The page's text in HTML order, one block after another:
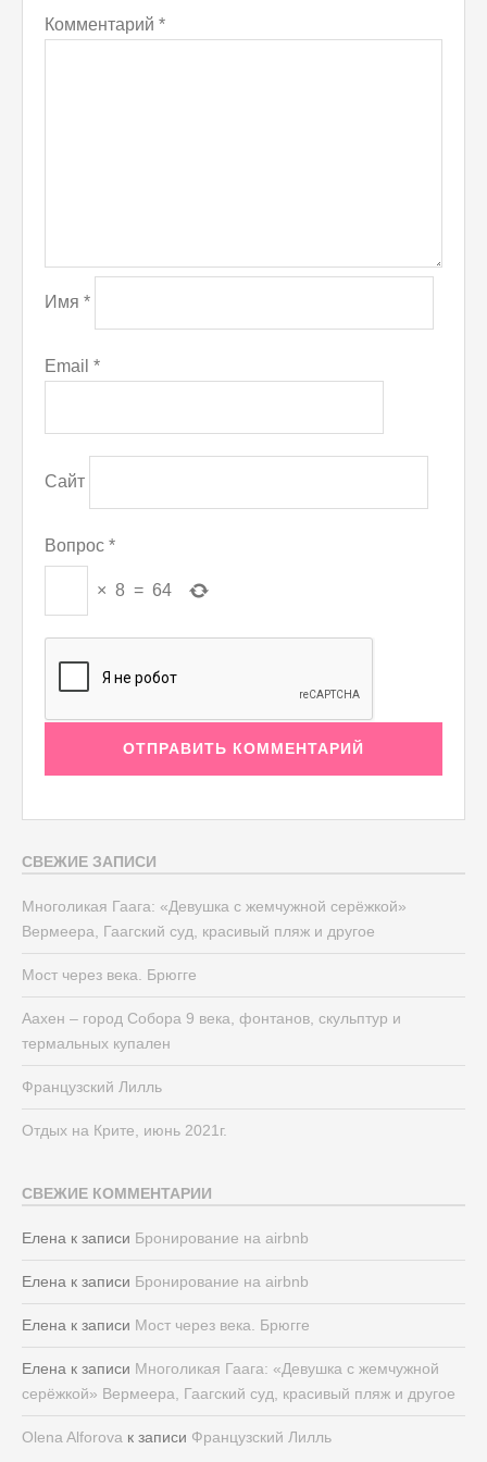
Комментарий *
Имя *
Email *
Сайт
Вопрос *
× 8 = 64
СВЕЖИЕ ЗАПИСИ
Многоликая Гаага: «Девушка с жемчужной серёжкой»
Вермеера, Гаагский суд, красивый пляж и другое
Мост через века. Брюгге
Аахен – город Собора 9 века, фонтанов, скульптур и
термальных купален
Французский Лилль
Отдых на Крите, июнь 2021г.
СВЕЖИЕ КОММЕНТАРИИ
Елена к записи Бронирование на airbnb
Елена к записи Бронирование на airbnb
Елена к записи Мост через века. Брюгге
Елена к записи Многоликая Гаага: «Девушка с жемчужной
серёжкой» Вермеера, Гаагский суд, красивый пляж и другое
Olena Alforova к записи Французский Лилль